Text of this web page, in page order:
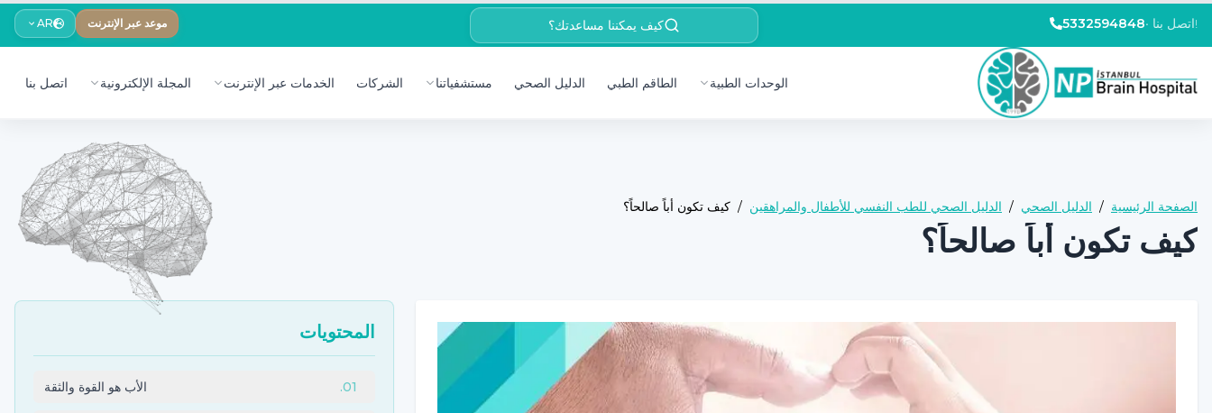
5332594848• اتصل بنا! كيف يمكننا مساعدتك؟ موعد عبر الإنترنت AR
الوحدات الطبية الطاقم الطبي الدليل الصحي مستشفياتنا الشركات الخدمات عبر الإنترنت المجلة الإلكترونية اتصل بنا
الصفحة الرئيسية / الدليل الصحي / الدليل الصحي للطب النفسي للأطفال والمراهقين / كيف تكون أباً صالحاً؟
كيف تكون أباً صالحاً؟
المحتويات
01
. الأب هو القوة والثقة